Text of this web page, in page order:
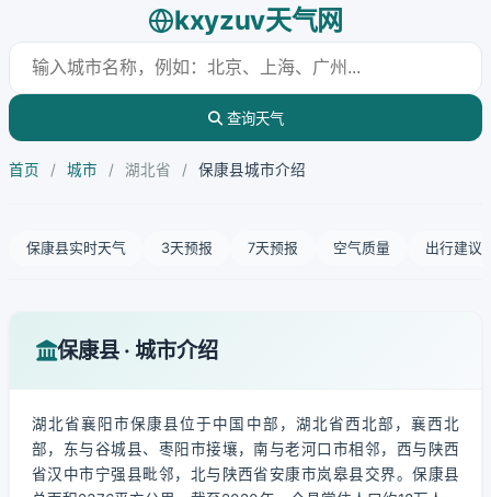
kxyzuv天气网
查询天气
首页 / 城市 / 湖北省 / 保康县城市介绍
保康县实时天气 3天预报 7天预报 空气质量 出行建议
保康县 · 城市介绍
湖北省襄阳市保康县位于中国中部，湖北省西北部，襄西北
部，东与谷城县、枣阳市接壤，南与老河口市相邻，西与陕西
省汉中市宁强县毗邻，北与陕西省安康市岚皋县交界。保康县